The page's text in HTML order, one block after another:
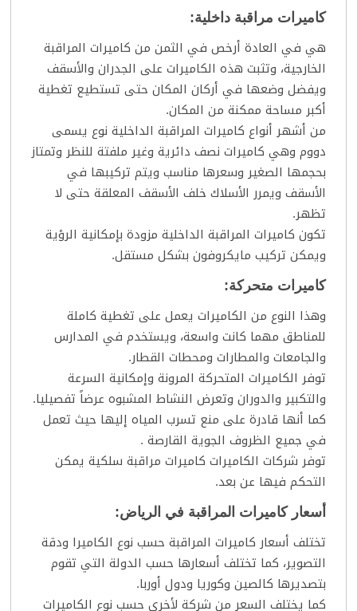
كاميرات مراقبة داخلية:
هي في العادة أرخص في الثمن من كاميرات المراقبة
الخارجية، وتثبت هذه الكاميرات على الجدران والأسقف
ويفضل وضعها في أركان المكان حتى تستطيع تغطية
أكبر مساحة ممكنة من المكان.
من أشهر أنواع كاميرات المراقبة الداخلية نوع يسمى
دووم وهي كاميرات نصف دائرية وغير ملفتة للنظر وتمتاز
بحجمها الصغير وسعرها مناسب ويتم تركيبها في
الأسقف ويمرر الأسلاك خلف الأسقف المعلقة حتى لا
تظهر.
تكون كاميرات المراقبة الداخلية مزودة بإمكانية الرؤية
ويمكن تركيب مايكروفون بشكل مستقل.
كاميرات متحركة:
وهذا النوع من الكاميرات يعمل على تغطية كاملة
للمناطق مهما كانت واسعة، ويستخدم في المدارس
والجامعات والمطارات ومحطات القطار.
توفر الكاميرات المتحركة المرونة وإمكانية السرعة
والتكبير والدوران وتعرض النشاط المشبوه عرضاً تفصيليا.
كما أنها قادرة على منع تسرب المياه إليها حيث تعمل
في جميع الظروف الجوية القارصة .
توفر شركات الكاميرات كاميرات مراقبة سلكية يمكن
التحكم فيها عن بعد.
أسعار كاميرات المراقبة في الرياض:
تختلف أسعار كاميرات المراقبة حسب نوع الكاميرا ودقة
التصوير، كما تختلف أسعارها حسب الدولة التي تقوم
بتصديرها كالصين وكوريا ودول أوربا.
كما يختلف السعر من شركة لأخرى حسب نوع الكاميرات